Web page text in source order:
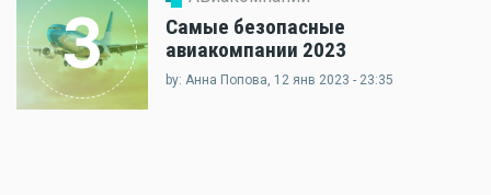
3
Самые безопасные
авиакомпании 2023
by: Анна Попова, 12 янв 2023 - 23:35